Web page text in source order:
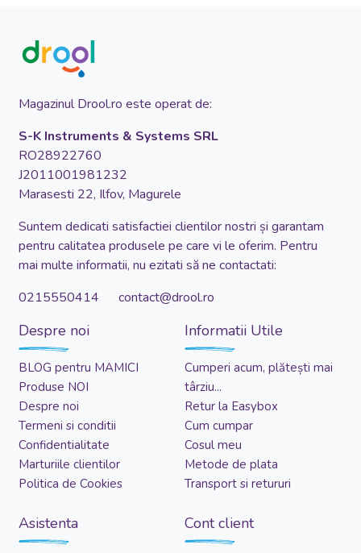
Magazinul Drool.ro este operat de:
S-K Instruments & Systems SRL
RO28922760
J2011001981232
Marasesti 22, Ilfov, Magurele
Suntem dedicati satisfactiei clientilor nostri și garantam
pentru calitatea produsele pe care vi le oferim. Pentru
mai multe informatii, nu ezitati să ne contactati:
0215550414 contact@drool.ro
Despre noi
BLOG pentru MAMICI
Produse NOI
Despre noi
Termeni si conditii
Confidentialitate
Marturiile clientilor
Politica de Cookies
Informatii Utile
Cumperi acum, plătești mai
târziu...
Retur la Easybox
Cum cumpar
Cosul meu
Metode de plata
Transport si retururi
Asistenta Cont client